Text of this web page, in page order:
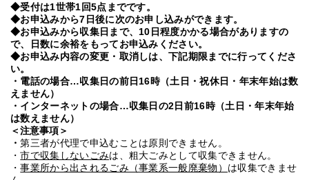
◆受付は1世帯1回5点までです。
◆お申込みから7日後に次のお申し込みができます。
◆お申込みから収集日まで、10日程度かかる場合がありますの
で、日数に余裕をもってお申込みください。
◆お申込み内容の変更・取消しは、下記期限までに行ってくださ
い。
・電話の場合…収集日の前日16時（土日・祝休日・年末年始は数
えません）
・インターネットの場合…収集日の2日前16時（土日・年末年始
は数えません）
＜注意事項＞
・第三者が代理で申込むことは原則できません。
・市で収集しないごみは、粗大ごみとして収集できません。
・事業所から出されるごみ（事業系一般廃棄物） は収集できませ